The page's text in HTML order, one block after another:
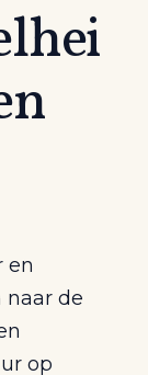
en
naar de
op